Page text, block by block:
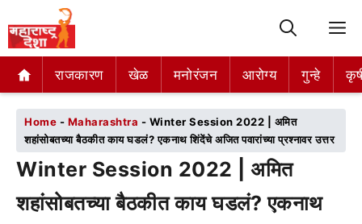
राजकारण खेळ मनोरंजन आरोग्य गुन्हे
राजकारण खेळ मनोरंजन आरोग्य गुन्हे
Home - Maharashtra - Winter Session 2022 | अमित
शहांसोबतच्या बैठकीत काय घडलं? एकनाथ शिंदेंचे अजित पवारांच्या प्रश्नावर उत्तर
Winter Session 2022 | अमित
शहांसोबतच्या बैठकीत काय घडलं? एकनाथ